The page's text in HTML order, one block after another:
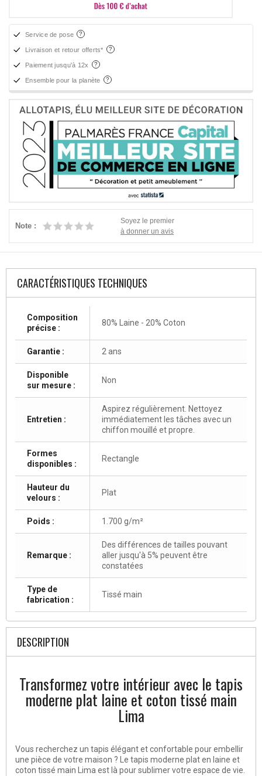
Service de pose
Livraison et retour offerts*
Paiement jusqu'à 12x
Ensemble pour la planète
Note :
Soyez le premier
à donner un avis
CARACTÉRISTIQUES TECHNIQUES
Composition
précise :
80% Laine - 20% Coton
Garantie : 2 ans
Disponible
sur mesure :
Non
Entretien :
Aspirez régulièrement. Nettoyez
immédiatement les tâches avec un
chiffon mouillé et propre.
Formes
disponibles :
Rectangle
Hauteur du
velours :
Plat
Poids : 1.700 g/m²
Remarque :
Des différences de tailles pouvant
aller jusqu'à 5% peuvent être
constatées
Type de
fabrication :
Tissé main
DESCRIPTION
Transformez votre intérieur avec le tapis
moderne plat laine et coton tissé main
Lima
Vous recherchez un tapis élégant et confortable pour embellir
une pièce de votre maison ? Le tapis moderne plat en laine et
coton tissé main Lima est là pour sublimer votre espace de vie.